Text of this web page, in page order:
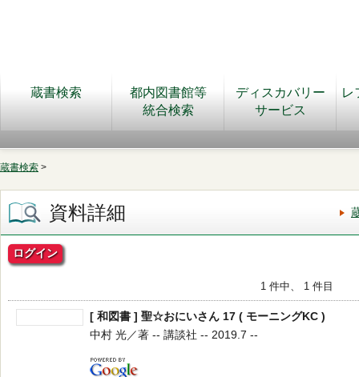
蔵書検索
都内図書館等
統合検索
ディスカバリー
サービス
レ
蔵書検索 >
資料詳細
ログイン
1 件中、 1 件目
[ 和図書 ] 聖☆おにいさん 17 ( モーニングKC )
中村 光／著 -- 講談社 -- 2019.7 --